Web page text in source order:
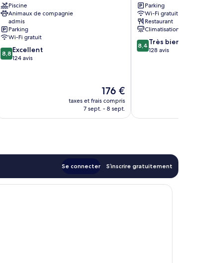
Cabanyal
Piscine
Animaux de compagnie
admis
Parking
Wi-Fi gratuit
8.8
sur
8,8 Excellent
124 avis
Le
nouveau
prix
176 €
taxes et frais compris
7 sept. - 8 sept.
Quatre
Carreres
Parking
Wi-Fi gratuit
Restaurant
Climatisation
8.4
sur
8,4 Très bien
128 avis
Se connecter S’inscrire gratuitement